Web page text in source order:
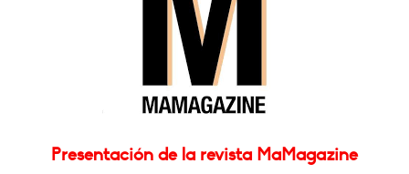
Presentación de la revista MaMagazine